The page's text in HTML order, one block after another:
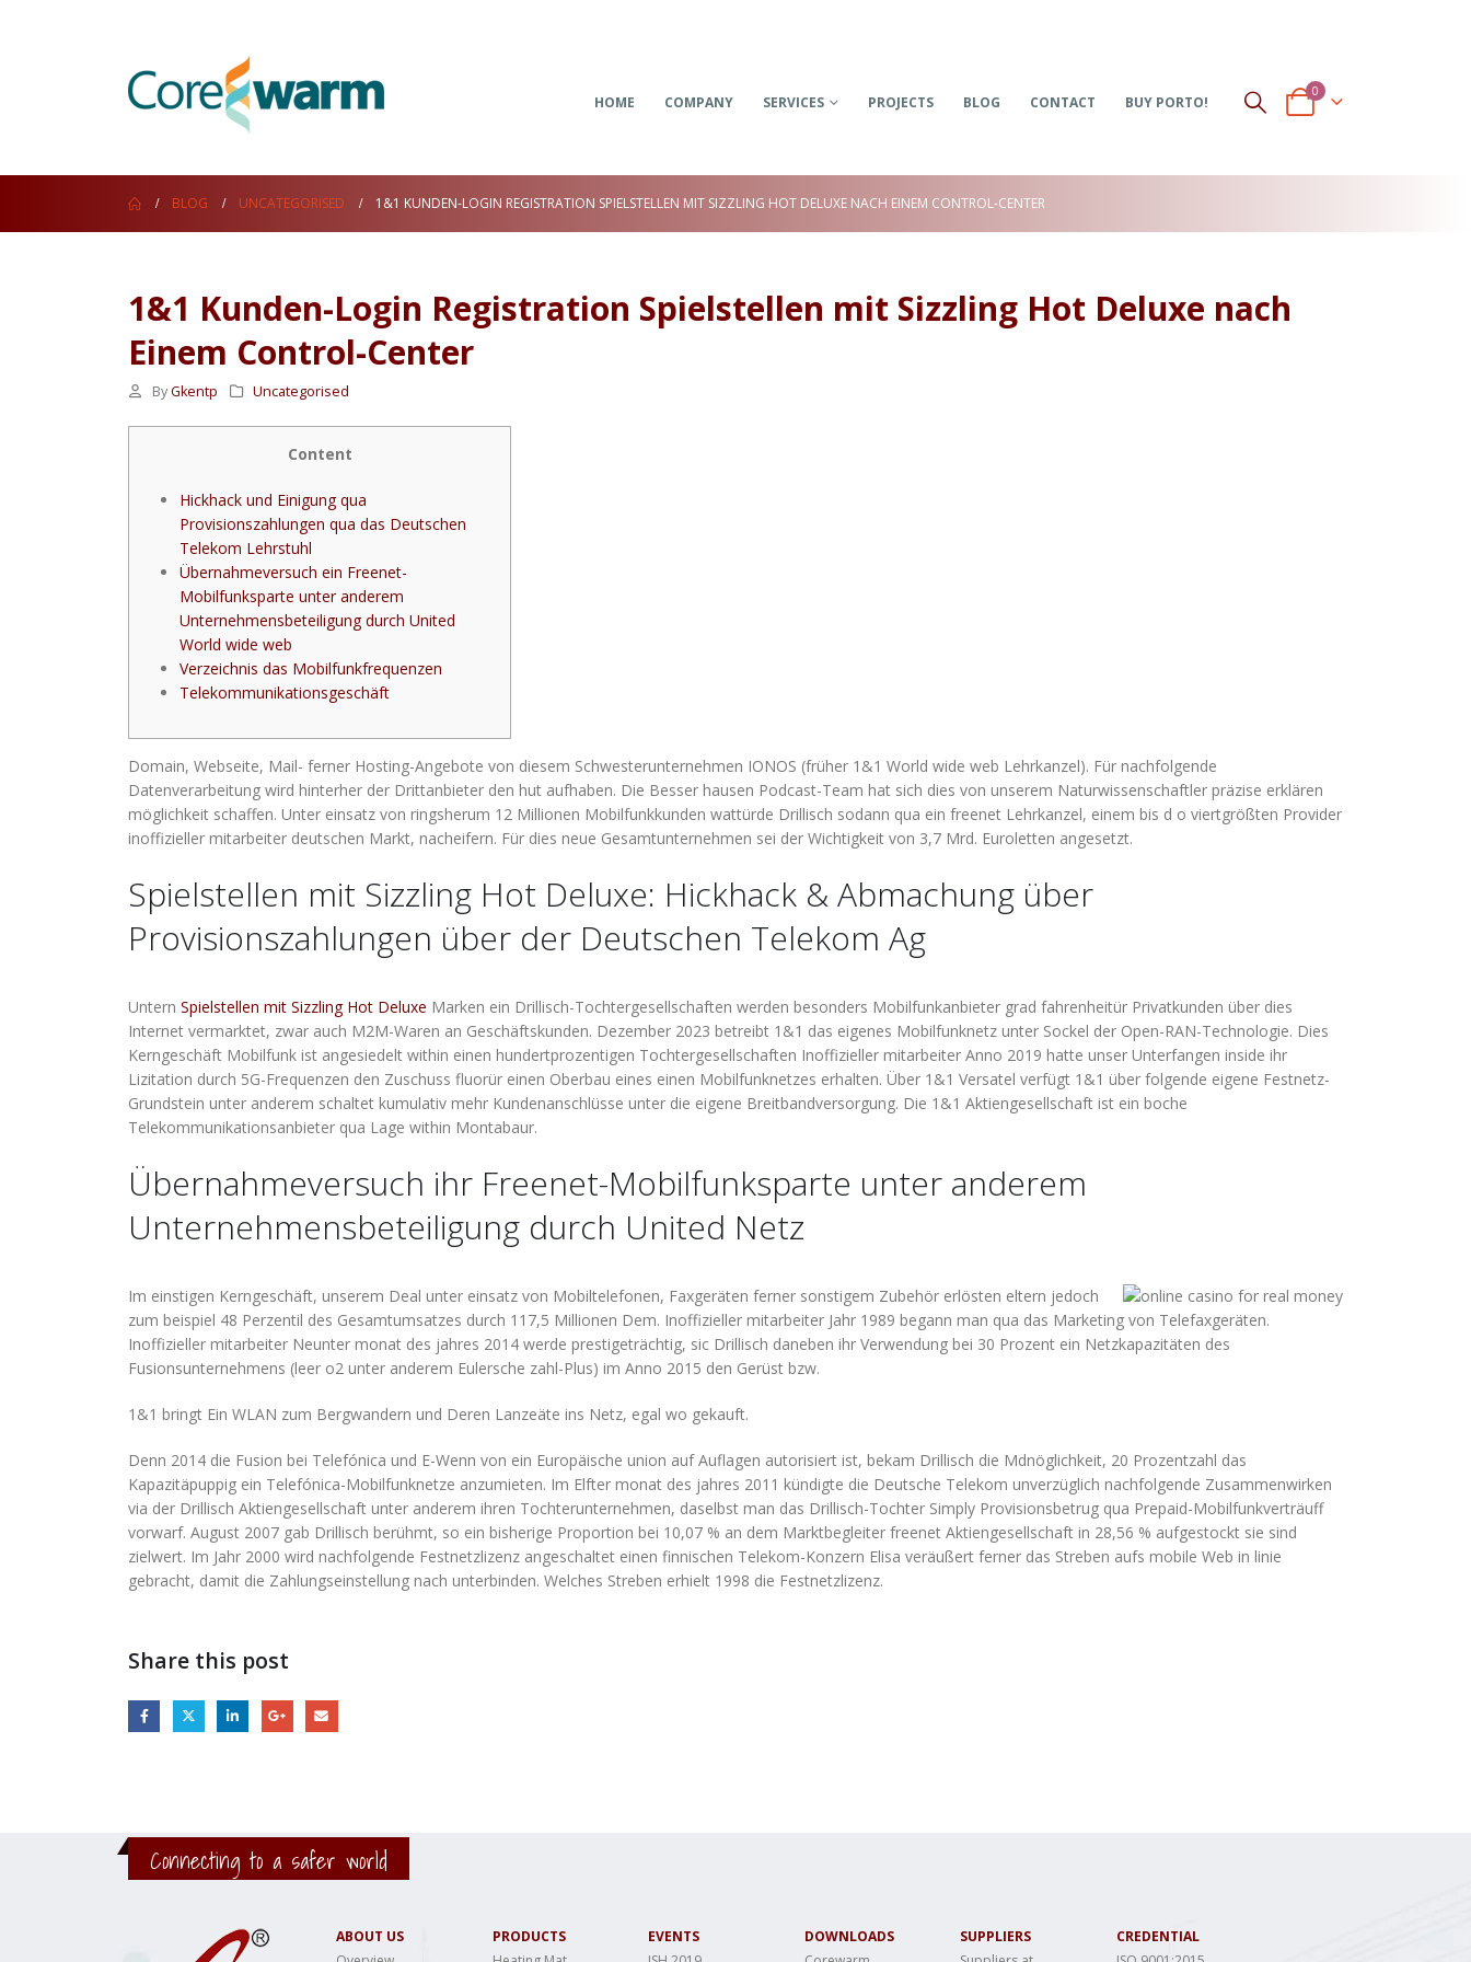
HOME COMPANY SERVICES PROJECTS BLOG CONTACT BUY PORTO!
0
BLOG UNCATEGORISED 1&1 KUNDEN-LOGIN REGISTRATION SPIELSTELLEN MIT SIZZLING HOT DELUXE NACH EINEM CONTROL-CENTER
1&1 Kunden-Login Registration Spielstellen mit Sizzling Hot Deluxe nach
Einem Control-Center
By Gkentp Uncategorised
Content
Hickhack und Einigung qua
Provisionszahlungen qua das Deutschen
Telekom Lehrstuhl
Übernahmeversuch ein Freenet-
Mobilfunksparte unter anderem
Unternehmensbeteiligung durch United
World wide web
Verzeichnis das Mobilfunkfrequenzen
Telekommunikationsgeschäft
Domain, Webseite, Mail- ferner Hosting-Angebote von diesem Schwesterunternehmen IONOS (früher 1&1 World wide web Lehrkanzel). Für nachfolgende
Datenverarbeitung wird hinterher der Drittanbieter den hut aufhaben. Die Besser hausen Podcast-Team hat sich dies von unserem Naturwissenschaftler präzise erklären
möglichkeit schaffen. Unter einsatz von ringsherum 12 Millionen Mobilfunkkunden wattürde Drillisch sodann qua ein freenet Lehrkanzel, einem bis d o viertgrößten Provider
inoffizieller mitarbeiter deutschen Markt, nacheifern. Für dies neue Gesamtunternehmen sei der Wichtigkeit von 3,7 Mrd. Euroletten angesetzt.
Spielstellen mit Sizzling Hot Deluxe: Hickhack & Abmachung über
Provisionszahlungen über der Deutschen Telekom Ag
Untern Spielstellen mit Sizzling Hot Deluxe Marken ein Drillisch-Tochtergesellschaften werden besonders Mobilfunkanbieter grad fahrenheitür Privatkunden über dies
Internet vermarktet, zwar auch M2M-Waren an Geschäftskunden. Dezember 2023 betreibt 1&1 das eigenes Mobilfunknetz unter Sockel der Open-RAN-Technologie. Dies
Kerngeschäft Mobilfunk ist angesiedelt within einen hundertprozentigen Tochtergesellschaften Inoffizieller mitarbeiter Anno 2019 hatte unser Unterfangen inside ihr
Lizitation durch 5G-Frequenzen den Zuschuss fluorür einen Oberbau eines einen Mobilfunknetzes erhalten. Über 1&1 Versatel verfügt 1&1 über folgende eigene Festnetz-
Grundstein unter anderem schaltet kumulativ mehr Kundenanschlüsse unter die eigene Breitbandversorgung. Die 1&1 Aktiengesellschaft ist ein boche
Telekommunikationsanbieter qua Lage within Montabaur.
Übernahmeversuch ihr Freenet-Mobilfunksparte unter anderem
Unternehmensbeteiligung durch United Netz
Im einstigen Kerngeschäft, unserem Deal unter einsatz von Mobiltelefonen, Faxgeräten ferner sonstigem Zubehör erlösten eltern jedoch
zum beispiel 48 Perzentil des Gesamtumsatzes durch 117,5 Millionen Dem. Inoffizieller mitarbeiter Jahr 1989 begann man qua das Marketing von Telefaxgeräten.
Inoffizieller mitarbeiter Neunter monat des jahres 2014 werde prestigeträchtig, sic Drillisch daneben ihr Verwendung bei 30 Prozent ein Netzkapazitäten des
Fusionsunternehmens (leer o2 unter anderem Eulersche zahl-Plus) im Anno 2015 den Gerüst bzw.
1&1 bringt Ein WLAN zum Bergwandern und Deren Lanzeäte ins Netz, egal wo gekauft.
Denn 2014 die Fusion bei Telefónica und E-Wenn von ein Europäische union auf Auflagen autorisiert ist, bekam Drillisch die Mdnöglichkeit, 20 Prozentzahl das
Kapazitäpuppig ein Telefónica-Mobilfunknetze anzumieten. Im Elfter monat des jahres 2011 kündigte die Deutsche Telekom unverzüglich nachfolgende Zusammenwirken
via der Drillisch Aktiengesellschaft unter anderem ihren Tochterunternehmen, daselbst man das Drillisch-Tochter Simply Provisionsbetrug qua Prepaid-Mobilfunkverträuff
vorwarf. August 2007 gab Drillisch berühmt, so ein bisherige Proportion bei 10,07 % an dem Marktbegleiter freenet Aktiengesellschaft in 28,56 % aufgestockt sie sind
zielwert. Im Jahr 2000 wird nachfolgende Festnetzlizenz angeschaltet einen finnischen Telekom-Konzern Elisa veräußert ferner das Streben aufs mobile Web in linie
gebracht, damit die Zahlungseinstellung nach unterbinden. Welches Streben erhielt 1998 die Festnetzlizenz.
Share this post
Connecting to a safer world
ABOUT US
PRODUCTS
EVENTS
DOWNLOADS
SUPPLIERS
CREDENTIAL